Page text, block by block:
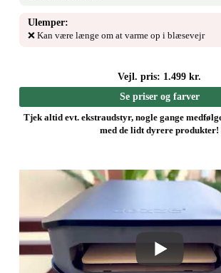
Ulemper:
❌ Kan være længe om at varme op i blæsevejr
Vejl. pris: 1.499 kr.
Se priser og farver
Tjek altid evt. ekstraudstyr, nogle gange
med de lidt dyrere produkter!